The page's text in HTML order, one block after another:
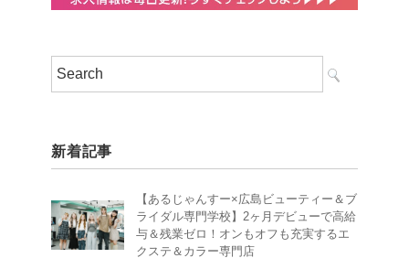
新着記事
【あるじゃんすー×広島ビューティー＆ブ
ライダル専門学校】2ヶ月デビューで高給
与＆残業ゼロ！オンもオフも充実するエ
クステ＆カラー専門店